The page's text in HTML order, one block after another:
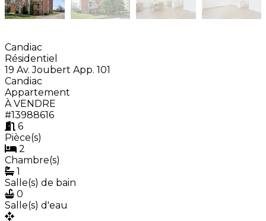
Candiac
Résidentiel
19 Av. Joubert App. 101
Candiac
Appartement
À VENDRE
#13988616
6
Pièce(s)
2
Chambre(s)
1
Salle(s) de bain
0
Salle(s) d'eau